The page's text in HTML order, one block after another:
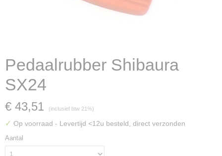
Pedaalrubber Shibaura
SX24
€ 43,51 (inclusief btw 21%)
✓ Op voorraad - Levertijd <12u besteld, direct verzonden
Aantal